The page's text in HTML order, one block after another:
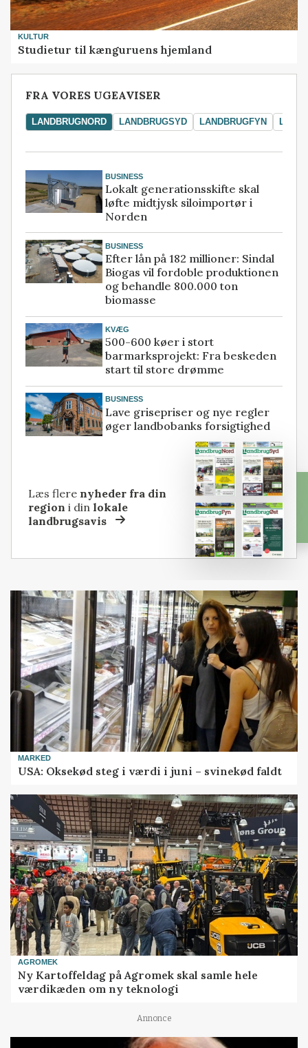
KULTUR
Studietur til kænguruens hjemland
FRA VORES UGEAVISER
LANDBRUGNORD LANDBRUGSYD LANDBRUGFYN
BUSINESS
Lokalt generationsskifte skal
løfte midtjysk siloimportør i
Norden
BUSINESS
Efter lån på 182 millioner: Sindal
Biogas vil fordoble produktionen
og behandle 800.000 ton
biomasse
KVÆG
500-600 køer i stort
barmarksprojekt: Fra beskeden
start til store drømme
BUSINESS
Lave grisepriser og nye regler
øger landbobanks forsigtighed
Læs flere nyheder fra din
region i dinlokale
landbrugsavis
MARKED
USA: Oksekød steg i værdi i juni – svinekød faldt
AGROMEK
Ny Kartoffeldag på Agromek skal samle hele
værdikæden om ny teknologi
Annonce